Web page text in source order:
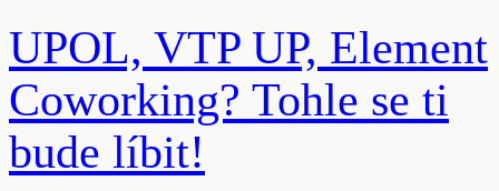
UPOL, VTP UP, Element
Coworking? Tohle se ti
bude líbit!